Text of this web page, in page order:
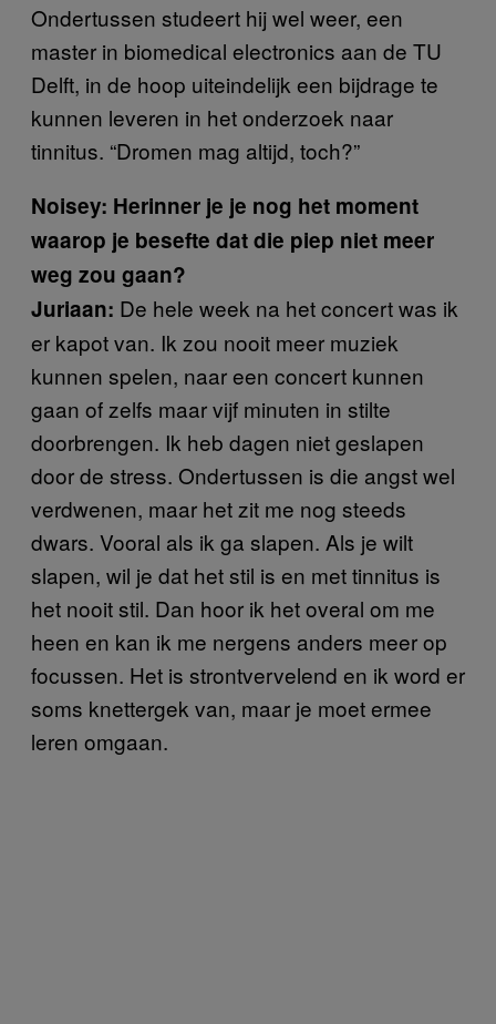
Ondertussen studeert hij wel weer, een
master in biomedical electronics aan de TU
Delft, in de hoop uiteindelijk een bijdrage te
kunnen leveren in het onderzoek naar
tinnitus. “Dromen mag altijd, toch?”
Noisey: Herinner je je nog het moment
waarop je besefte dat die piep niet meer
weg zou gaan?
Juriaan: De hele week na het concert was ik
er kapot van. Ik zou nooit meer muziek
kunnen spelen, naar een concert kunnen
gaan of zelfs maar vijf minuten in stilte
doorbrengen. Ik heb dagen niet geslapen
door de stress. Ondertussen is die angst wel
verdwenen, maar het zit me nog steeds
dwars. Vooral als ik ga slapen. Als je wilt
slapen, wil je dat het stil is en met tinnitus is
het nooit stil. Dan hoor ik het overal om me
heen en kan ik me nergens anders meer op
focussen. Het is strontvervelend en ik word er
soms knettergek van, maar je moet ermee
leren omgaan.